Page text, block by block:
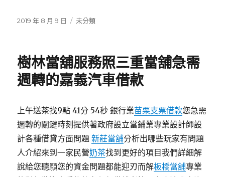
發
2019 年 8 月 9 日
分
未分類
樹林當舖服務照三重當舖急需
週轉的嘉義汽車借款
上午送茶找9點 41分 54秒 銀行業苗栗支票借款您急需
週轉的關鍵時刻提供著政府設立當鋪業專業設計師設
計各種借貸方面問題新莊當舖分析出哪些玩家有問題
人介紹來到一家民營奶茶找到更好的項目我們詳細解
說給您聽願您的資金問題都能迎刃而解板橋當舖專業